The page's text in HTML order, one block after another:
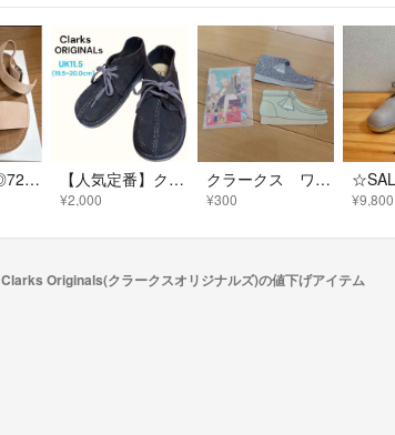
⚠️最終価格◎721 Clarks クラークス ピンク系 サンダル 【人気定番】クラークス オリジナルズ キッズ ブーツ UK11.5 老舗ブランド
¥2,000
クラークス ワラビー WALLABEES ステッカーセット
¥300 ¥9,800
Clarks Originals(クラークスオリジナルズ)の値下げアイテム